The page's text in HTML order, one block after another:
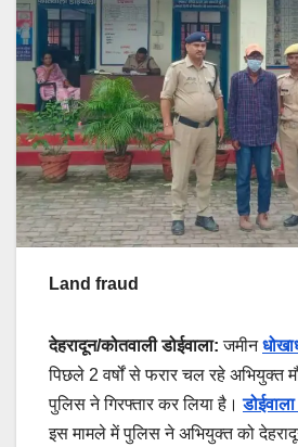
Land fraud
देहरादून/कोतवाली डोईवाला:जमीन
पिछले 2 वर्षों से फरार चल रहे अभियुक्त
पुलिस ने गिरफ्तार कर लिया है।
इस मामले में पुलिस ने अभियुक्त को